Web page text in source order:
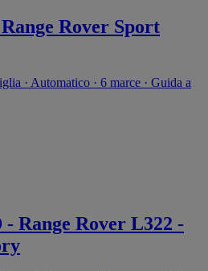
Rover Sport
· Automatico · 6 marce · Guida a
Range Rover L322 -